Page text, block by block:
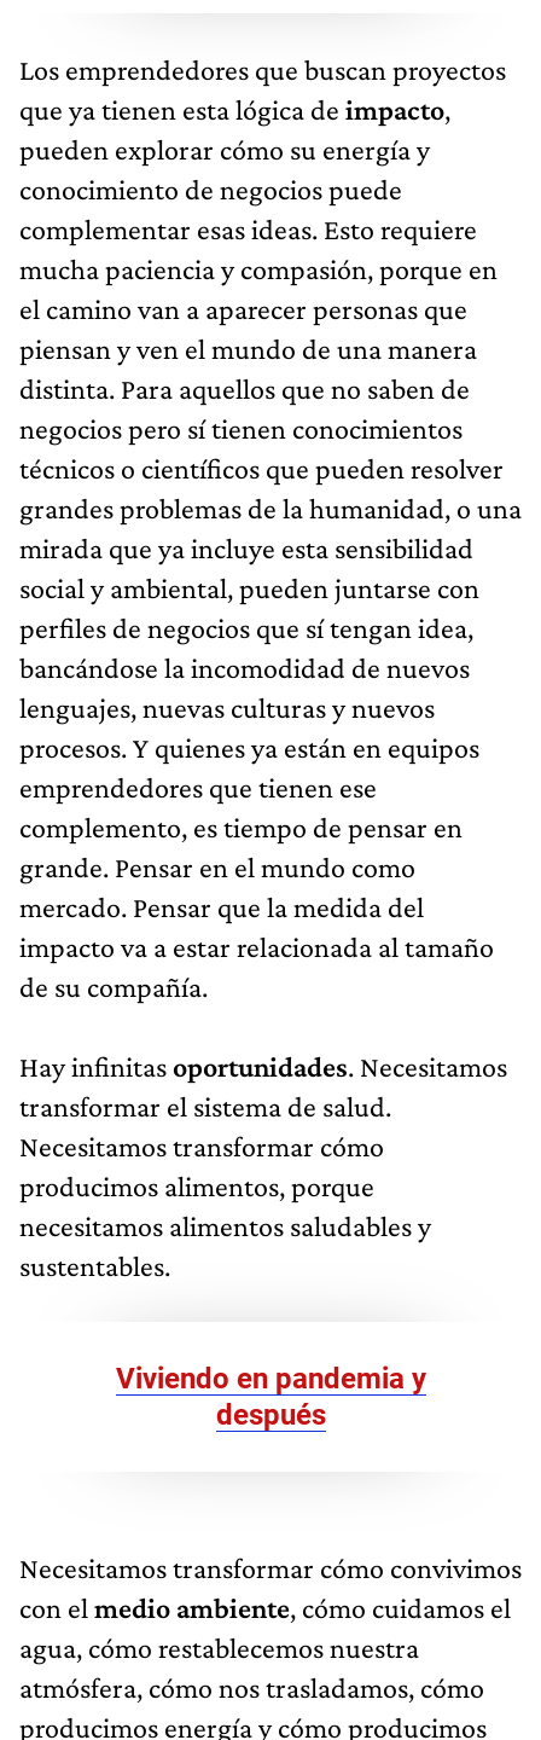
Los emprendedores que buscan proyectos
que ya tienen esta lógica de impacto,
pueden explorar cómo su energía y
conocimiento de negocios puede
complementar esas ideas. Esto requiere
mucha paciencia y compasión, porque en
el camino van a aparecer personas que
piensan y ven el mundo de una manera
distinta. Para aquellos que no saben de
negocios pero sí tienen conocimientos
técnicos o científicos que pueden resolver
grandes problemas de la humanidad, o una
mirada que ya incluye esta sensibilidad
social y ambiental, pueden juntarse con
perfiles de negocios que sí tengan idea,
bancándose la incomodidad de nuevos
lenguajes, nuevas culturas y nuevos
procesos. Y quienes ya están en equipos
emprendedores que tienen ese
complemento, es tiempo de pensar en
grande. Pensar en el mundo como
mercado. Pensar que la medida del
impacto va a estar relacionada al tamaño
de su compañía.
Hay infinitasoportunidades. Necesitamos
transformar el sistema de salud.
Necesitamos transformar cómo
producimos alimentos, porque
necesitamos alimentos saludables y
sustentables.
Viviendo en pandemia y
después
Necesitamos transformar cómo convivimos
con el medio ambiente, cómo cuidamos el
agua, cómo restablecemos nuestra
atmósfera, cómo nos trasladamos, cómo
producimos energía y cómo producimos